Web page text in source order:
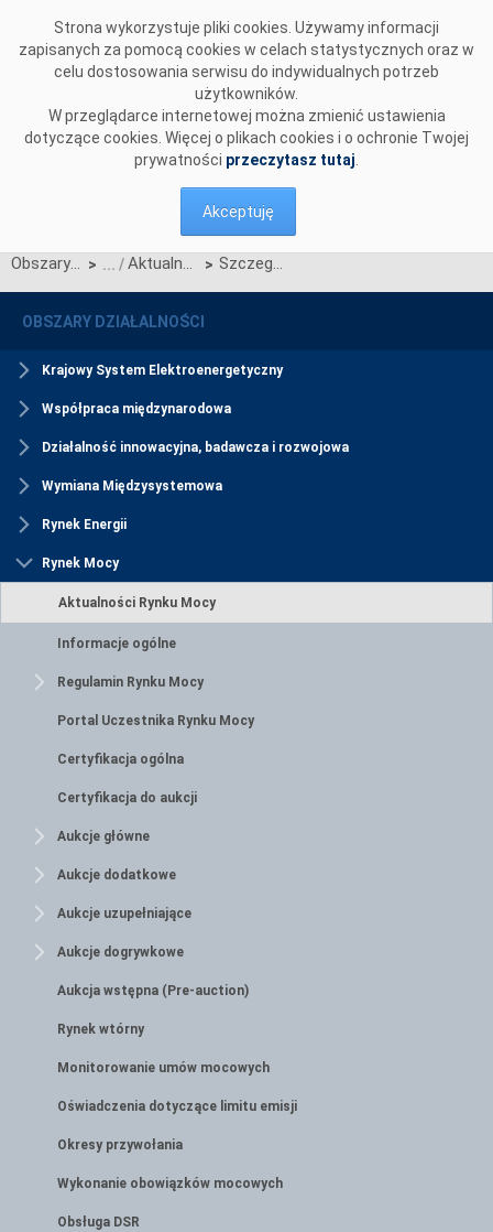
Strona wykorzystuje pliki cookies. Używamy informacji
zapisanych za pomocą cookies w celach statystycznych oraz w
celu dostosowania serwisu do indywidualnych potrzeb
użytkowników.
W przeglądarce internetowej można zmienić ustawienia
dotyczące cookies. Więcej o plikach cookies i o ochronie Twojej
prywatności przeczytasz tutaj
Akceptuję
Obszary działalności > Aktualności Rynku Mocy > Szczegółowy harmonogram certyfikacji do aukcji dogrywkowej na rok dostaw 2029
OBSZARY DZIAŁALNOŚCI
Krajowy System Elektroenergetyczny
Współpraca międzynarodowa
Działalność innowacyjna, badawcza i rozwojowa
Wymiana Międzysystemowa
Rynek Energii
Rynek Mocy
Aktualności Rynku Mocy
Informacje ogólne
Regulamin Rynku Mocy
Portal Uczestnika Rynku Mocy
Certyfikacja ogólna
Certyfikacja do aukcji
Aukcje główne
Aukcje dodatkowe
Aukcje uzupełniające
Aukcje dogrywkowe
Aukcja wstępna (Pre-auction)
Rynek wtórny
Monitorowanie umów mocowych
Oświadczenia dotyczące limitu emisji
Okresy przywołania
Wykonanie obowiązków mocowych
Obsługa DSR